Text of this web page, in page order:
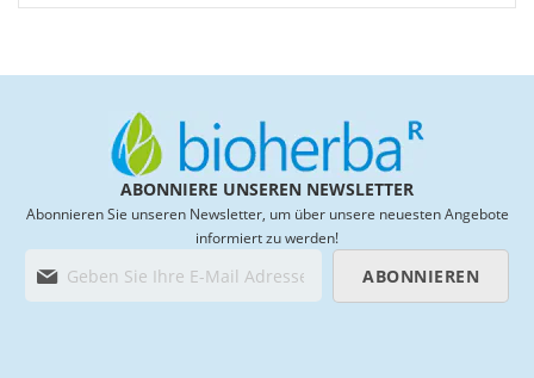
ABONNIERE UNSEREN NEWSLETTER
Abonnieren Sie unseren Newsletter, um über unsere neuesten Angebote
informiert zu werden!
l
ABONNIEREN